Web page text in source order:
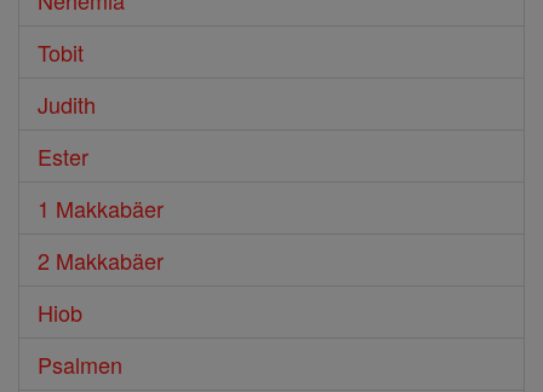
Tobit
Judith
Ester
1 Makkabäer
2 Makkabäer
Hiob
Psalmen